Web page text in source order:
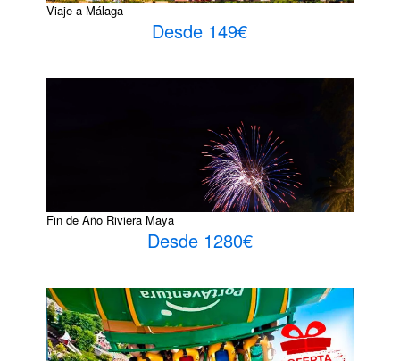
Viaje a Málaga
Desde 149€
Fin de Año Riviera Maya
Desde 1280€